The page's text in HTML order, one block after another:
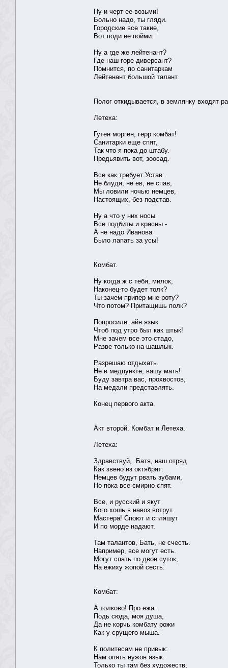
Ну и черт ее возьми!
Больно надо, ты гляди.
Городские все такие,
Вот поди ее пойми.
Ну а где же лейтенант?
Где наш горе-диверсант?
Помнится, по санитаркам
Лейтенант большой талант.
Полог откидывается, в землянку входят
Летеха:
Гутен морген, герр комбат!
Санитарки еще спят,
Так что я пока до штабу.
Предьявить вот, зоосад.
Все как требует Устав:
Не блудя, не ев, не спав,
Мы ловили ночью немцев,
Настоящих, без подстав.
Ну а что у них носы
Все подбиты и красны -
А не надо Иванова
Было лапать за усы!
Комбат.
Ну когда ж с тебя, милок,
Наконец-то будет толк?
Ты зачем припер мне роту?
Что потом? Притащишь полк?
Попросили: айн язык
Чтоб под утро был как штык!
Мне зачем все это стадо,
Разве только на шашлык.
Разрешаю отдыхать.
Не в медпункте, вашу мать!
Буду завтра вас, прохвостов,
На медали представлять.
Конец первого акта.
Акт второй. Комбат и Летеха.
Летеха:
Здравствуй, Батя, наш отряд
Как звено из октябрят:
Немцев будут рвать зубами,
Но пока все смирно спят.
Все, и русский и якут
Кого хошь в навоз вотрут.
Мастера! Споют и спляшут
И по морде надают.
Там талантов, Бать, не счесть.
Например, все могут есть.
Могут спать по двое суток,
На ежиху жопой сесть.
Комбат:
А толково! Про ежа.
Подь сюда, моя душа,
Да не корчь комбату рожи
Как у срущего мыша.
К политесам не привык:
Нам опять нужон язык.
Только ты там без художеств,